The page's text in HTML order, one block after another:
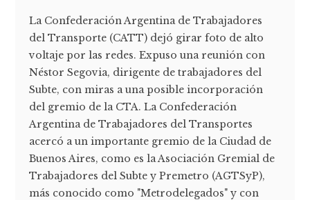
La Confederación Argentina de Trabajadores
del Transporte (CATT) dejó girar foto de alto
voltaje por las redes. Expuso una reunión con
Néstor Segovia, dirigente de trabajadores del
Subte, con miras a una posible incorporación
del gremio de la CTA. La Confederación
Argentina de Trabajadores del Transportes
acercó a un importante gremio de la Ciudad de
Buenos Aires, como es la Asociación Gremial de
Trabajadores del Subte y Premetro (AGTSyP),
más conocido como "Metrodelegados" y con